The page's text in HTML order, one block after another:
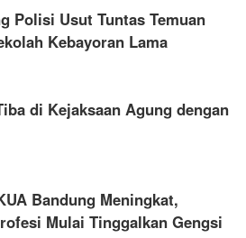
Polisi Usut Tuntas Temuan
Kebayoran Lama
di Kejaksaan Agung dengan
Bandung Meningkat,
Mulai Tinggalkan Gengsi